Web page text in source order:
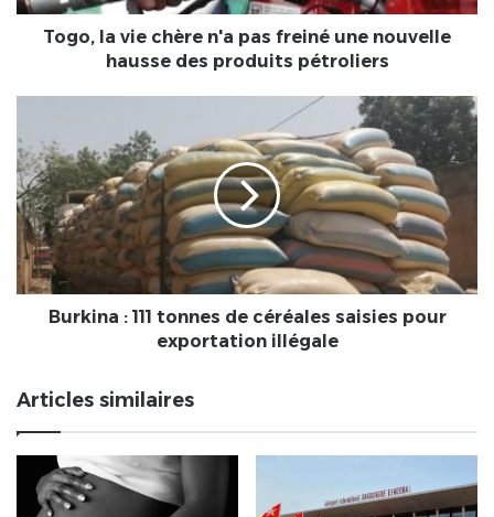
nouvelle
hausseTogo, la vie chère n'a pas freiné une nouvelle
hausse des produits pétroliers
tonnes
de
céréales
saisies
pour
exportation
illégale
Burkina : 111 tonnes de céréales saisies pour
exportation illégale
Articles similaires